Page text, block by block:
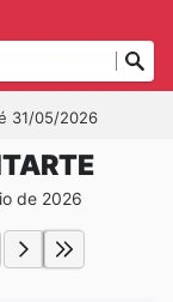
31/05/2026
de 2026